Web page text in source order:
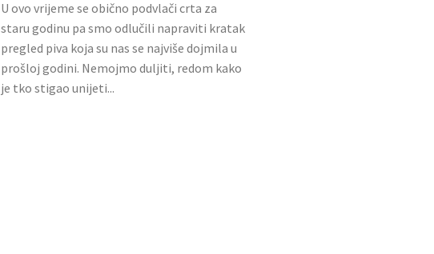
U ovo vrijeme se obično podvlači crta za
staru godinu pa smo odlučili napraviti kratak
pregled piva koja su nas se najviše dojmila u
prošloj godini. Nemojmo duljiti, redom kako
je tko stigao unijeti...